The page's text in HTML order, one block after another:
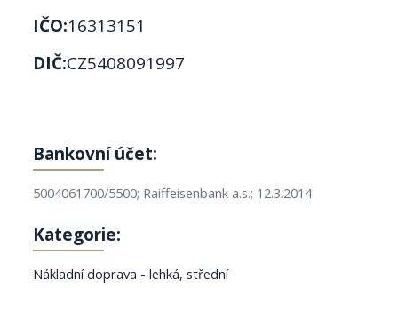
IČO:16313151
DIČ:CZ5408091997
Bankovní účet:
5004061700/5500; Raiffeisenbank a.s.; 12.3.2014
Kategorie:
Nákladní doprava - lehká, střední